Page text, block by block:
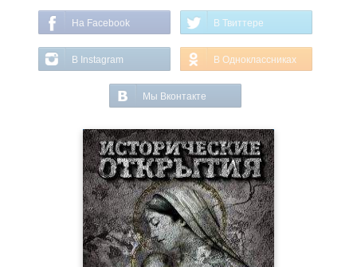
На Facebook В Твиттере
В Instagram В Одноклассниках
Мы Вконтакте